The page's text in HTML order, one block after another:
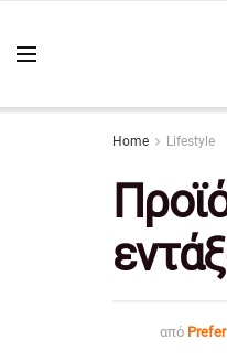
Home Lifestyle
από